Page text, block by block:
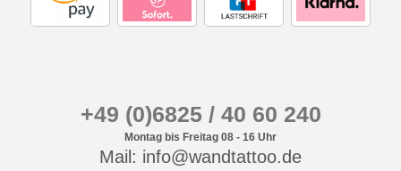
+49 (0)6825 / 40 60 240
Montag bis Freitag 08 - 16 Uhr
Mail: info@wandtattoo.de